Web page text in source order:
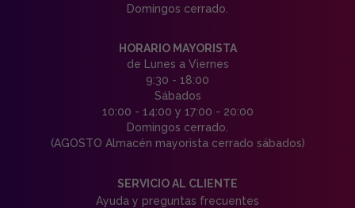
Domingos cerrado.
HORARIO MAYORISTA
de Lunes a Viernes
9:30 - 18:00
Sábados
10:00 - 14:00 y 17:00 - 20:00
Domingos cerrado.
(AGOSTO Almacén mayorista cerrado sábados)
SERVICIO AL CLIENTE
Ayuda y preguntas frecuentes